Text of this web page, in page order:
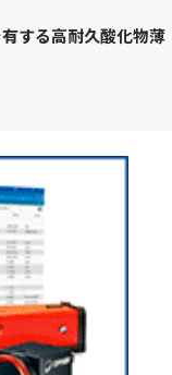
する高耐久酸化物薄